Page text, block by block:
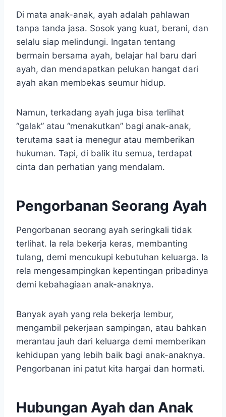
Di mata anak-anak, ayah adalah pahlawan
tanpa tanda jasa. Sosok yang kuat, berani, dan
selalu siap melindungi. Ingatan tentang
bermain bersama ayah, belajar hal baru dari
ayah, dan mendapatkan pelukan hangat dari
ayah akan membekas seumur hidup.
Namun, terkadang ayah juga bisa terlihat
“galak” atau “menakutkan” bagi anak-anak,
terutama saat ia menegur atau memberikan
hukuman. Tapi, di balik itu semua, terdapat
cinta dan perhatian yang mendalam.
Pengorbanan Seorang Ayah
Pengorbanan seorang ayah seringkali tidak
terlihat. Ia rela bekerja keras, membanting
tulang, demi mencukupi kebutuhan keluarga. Ia
rela mengesampingkan kepentingan pribadinya
demi kebahagiaan anak-anaknya.
Banyak ayah yang rela bekerja lembur,
mengambil pekerjaan sampingan, atau bahkan
merantau jauh dari keluarga demi memberikan
kehidupan yang lebih baik bagi anak-anaknya.
Pengorbanan ini patut kita hargai dan hormati.
Hubungan Ayah dan Anak